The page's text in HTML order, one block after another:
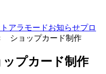
アラモードお知らせプロ
ショップカード制作
プカード制作